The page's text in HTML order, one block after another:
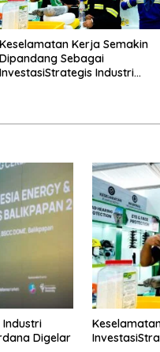
Keselamatan Kerja Semakin
Dipandang Sebagai
InvestasiStrategis Industri